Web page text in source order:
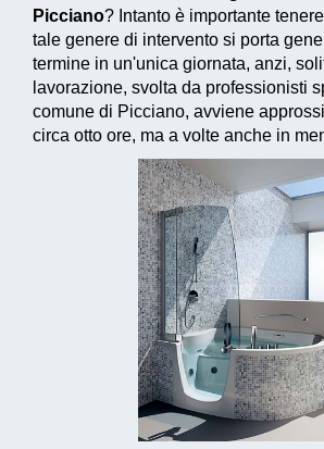
Picciano? Intanto è importante
tale genere di intervento si porta
termine in un'unica giornata, anzi,
lavorazione, svolta da professionisti
comune di Picciano, avviene
circa otto ore, ma a volte anche in